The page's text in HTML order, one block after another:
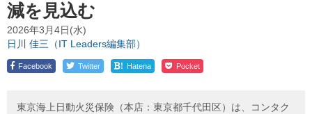
減を見込む
2026年3月4日(水)
日川 佳三（IT Leaders編集部）
Facebook Twitter ! Hatena Pocket
東京海上日動火災保険（本店：東京都千代田区）は、コンタク